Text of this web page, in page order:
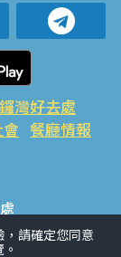
灣好去處
餐廳情報
好去處 社會
請確定您同意